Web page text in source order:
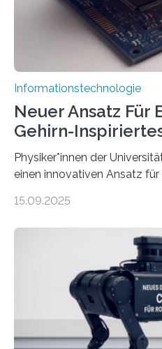
und Mimik im Einklang sind…
Informationstechnologie
Neuer Ansatz Für
Gehirn-
Physiker*innen der
einen innovativen Ansatz
Lösungsweg ist inspiriert
stellt die heutige
Herausforderungen.
Prozessoren stoßen an ihre
viel Energie, die Speicher-
sind voneinander getrennt
bremst komplexe
immer größer werden und
15.09.2025